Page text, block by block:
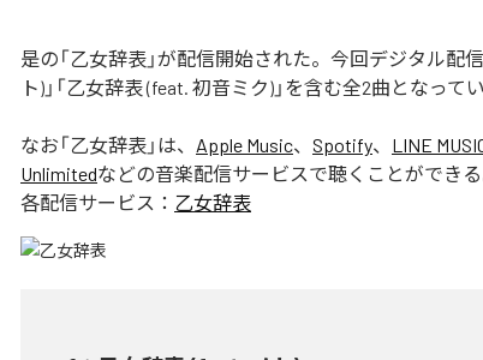
是の「乙女辞表」が配信開始された。今回デジタル配
ト)」「乙女辞表 (feat. 初音ミク)」を含む全2曲となってい
なお「乙女辞表 」は、 Apple Music、 Spotify、 LINE
Unlimitedなどの音楽配信サービスで聴くことができる
各配信サービス： 乙女辞表